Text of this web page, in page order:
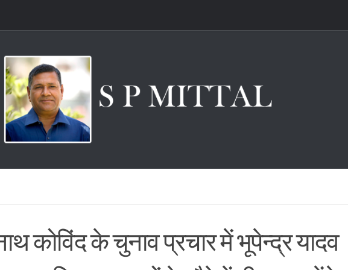
कोविंद के चुनाव प्रचार में भूपेन्द्र यादव